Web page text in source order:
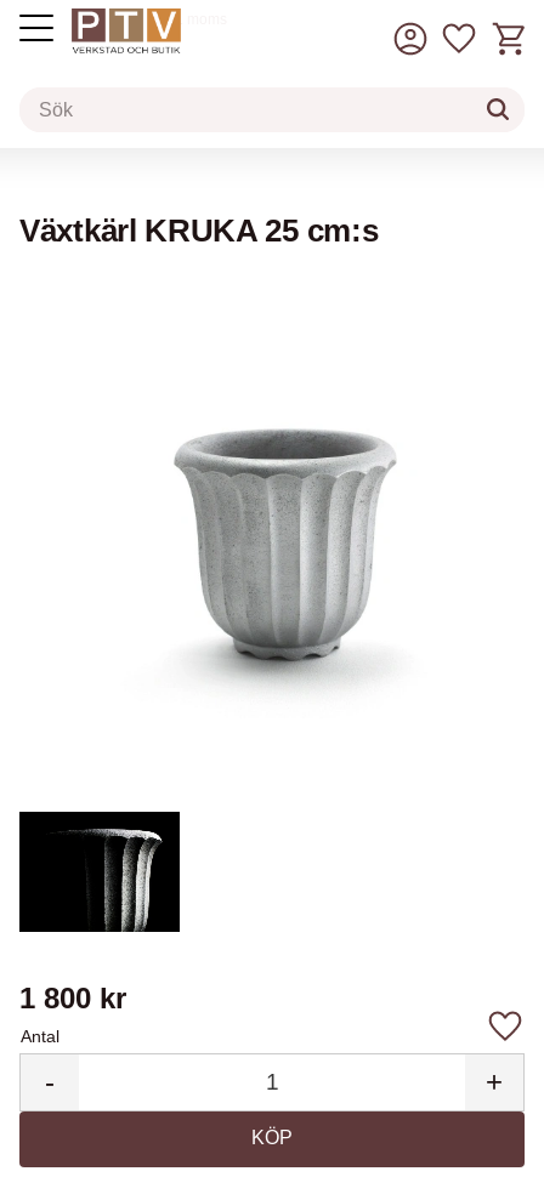
inkl. moms
Växtkärl KRUKA 25 cm:s
1 800 kr
Antal
+
-
KÖP